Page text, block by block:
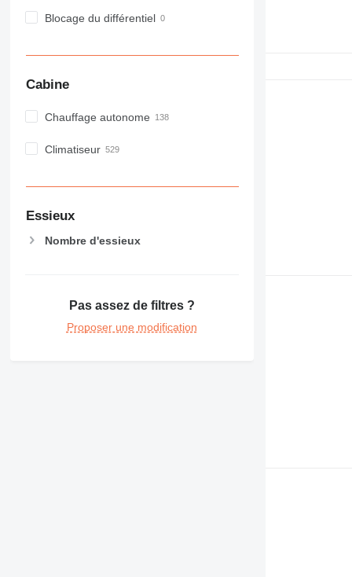
Blocage du différentiel
Cabine
Chauffage autonome
Climatiseur
Essieux
Nombre d'essieux
Pas assez de filtres ?
Proposer une modification